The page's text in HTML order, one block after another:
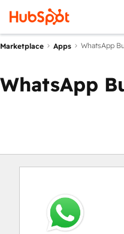
Marketplace Apps WhatsApp
WhatsApp